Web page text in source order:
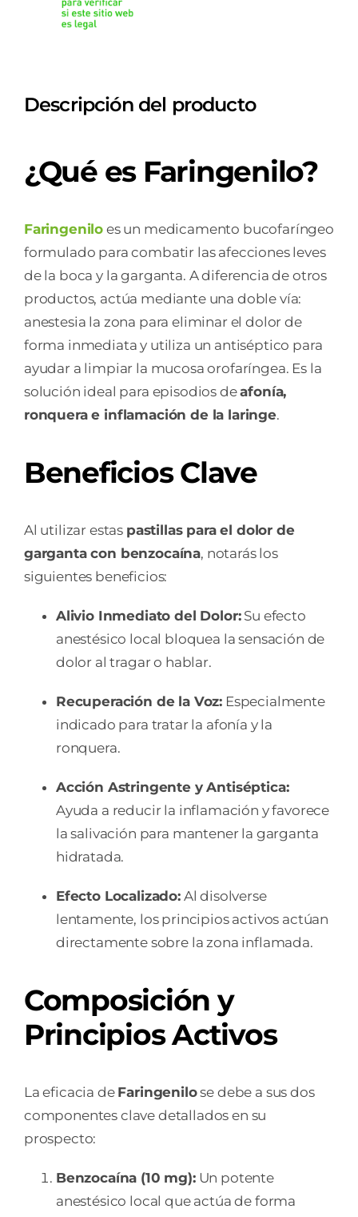
Descripción del producto
¿Qué es Faringenilo?
Faringenilo es un medicamento bucofaríngeo
formulado para combatir las afecciones leves
de la boca y la garganta. A diferencia de otros
productos, actúa mediante una doble vía:
anestesia la zona para eliminar el dolor de
forma inmediata y utiliza un antiséptico para
ayudar a limpiar la mucosa orofaríngea. Es la
solución ideal para episodios deafonía,
ronquera e inflamación de la laringe.
Beneficios Clave
Al utilizar estas pastillas para el dolor de
garganta con benzocaína, notarás los
siguientes beneficios:
Alivio Inmediato del Dolor:Su efecto
anestésico local bloquea la sensación de
dolor al tragar o hablar.
Recuperación de la Voz: Especialmente
indicado para tratar la afonía y la
ronquera.
Acción Astringente y Antiséptica:
Ayuda a reducir la inflamación y favorece
la salivación para mantener la garganta
hidratada.
Efecto Localizado:Al disolverse
lentamente, los principios activos actúan
directamente sobre la zona inflamada.
Composición y
Principios Activos
La eficacia de Faringenilose debe a sus dos
componentes clave detallados en su
prospecto:
Benzocaína (10 mg):Un potente
anestésico local que actúa de forma